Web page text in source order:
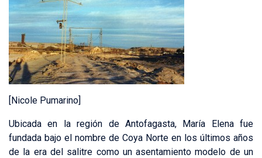
[Nicole Pumarino]
Ubicada en la región de Antofagasta, María Elena fue
fundada bajo el nombre de Coya Norte en los últimos años
de la era del salitre como un asentamiento modelo de un